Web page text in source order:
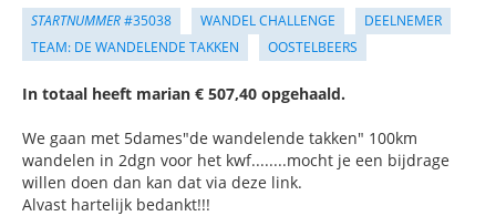
STARTNUMMER#35038 WANDEL CHALLENGE
DEELNEMER
TEAM: DE WANDELENDE TAKKEN
OOSTELBEERS
In totaal heeft marian € 507,40 opgehaald.
We gaan met 5dames"de wandelende takken" 100km
wandelen in 2dgn voor het kwf........mocht je een bijdrage
willen doen dan kan dat via deze link.
Alvast hartelijk bedankt!!!